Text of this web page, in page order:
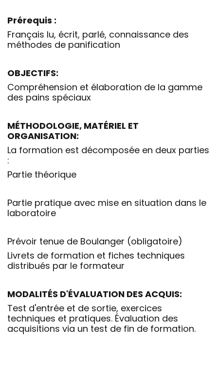
Prérequis :
Français lu, écrit, parlé, connaissance des
méthodes de panification
OBJECTIFS:
Compréhension et élaboration de la gamme
des pains spéciaux
MÉTHODOLOGIE, MATÉRIEL ET
ORGANISATION:
La formation est décomposée en deux parties
:
Partie théorique
Partie pratique avec mise en situation dans le
laboratoire
Prévoir tenue de Boulanger (obligatoire)
Livrets de formation et fiches techniques
distribués par le formateur
MODALITÉS D'ÉVALUATION DES ACQUIS:
Test d'entrée et de sortie, exercices
techniques et pratiques. Évaluation des
acquisitions via un test de fin de formation.